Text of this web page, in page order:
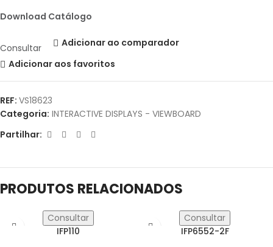
Download Catálogo
Consultar
Adicionar ao comparador
Adicionar aos favoritos
REF: VS18623
Categoria: INTERACTIVE DISPLAYS - VIEWBOARD
Partilhar:
PRODUTOS RELACIONADOS
Consultar
IFP110
Consultar
IFP6552-2F